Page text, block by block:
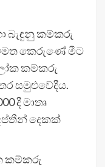
බැඳුනු කම්කරු
කෙරුණේ මීට
කම්කරු
සමුළුවේදීය.
දී මාතෘ
දෙකක්
කම්කරු